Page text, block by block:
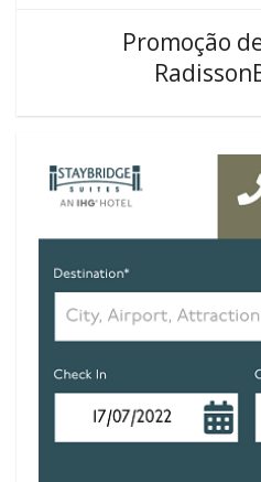
Promoção